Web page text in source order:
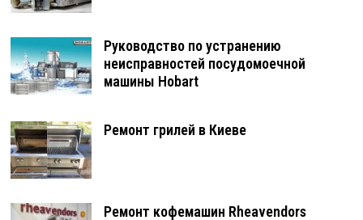
Руководство по устранению
неисправностей посудомоечной
машины Hobart
Ремонт грилей в Киеве
Ремонт кофемашин Rheavendors